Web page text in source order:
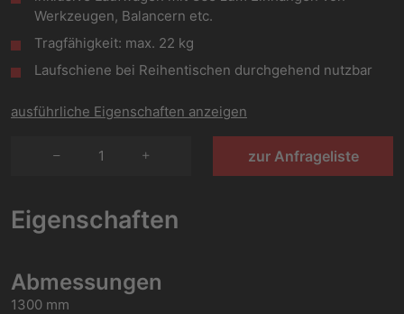
Werkzeugen, Balancern etc.
Tragfähigkeit: max. 22 kg
Laufschiene bei Reihentischen durchgehend nutzbar
ausführliche Eigenschaften anzeigen
1 zur Anfrageliste
Eigenschaften
Abmessungen
1300 mm